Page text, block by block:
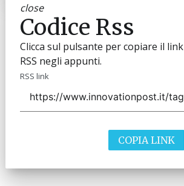
close
Codice Rss
Clicca sul pulsante per copiare il link
RSS negli appunti.
RSS link
COPIA LINK